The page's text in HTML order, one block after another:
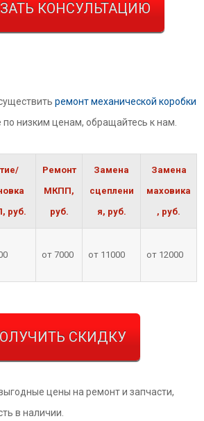
КОНСУЛЬТАЦИЮ
ремонт механической коробки
по низким ценам, обращайтесь к нам.
руб.
Ремонт
МКПП,
руб.
Замена
сцеплени
я, руб.
Замена
маховика
, руб.
от 7000 от 11000 от 12000
СКИДКУ
цены на ремонт и запчасти,
в наличии.